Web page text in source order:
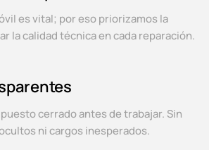
es vital; por eso priorizamos la
la calidad técnica en cada reparación.
cerrado antes de trabajar. Sin
ni cargos inesperados.